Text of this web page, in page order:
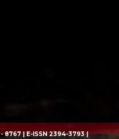
8767 | E-ISSN 2394-3793 |